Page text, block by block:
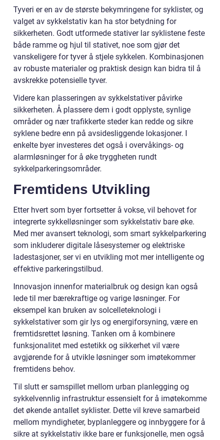
Tyveri er en av de største bekymringene for syklister, og
valget av sykkelstativ kan ha stor betydning for
sikkerheten. Godt utformede stativer lar syklistene feste
både ramme og hjul til stativet, noe som gjør det
vanskeligere for tyver å stjele sykkelen. Kombinasjonen
av robuste materialer og praktisk design kan bidra til å
avskrekke potensielle tyver.
Videre kan plasseringen av sykkelstativer påvirke
sikkerheten. Å plassere dem i godt opplyste, synlige
områder og nær trafikkerte steder kan redde og sikre
syklene bedre enn på avsidesliggende lokasjoner. I
enkelte byer investeres det også i overvåkings- og
alarmløsninger for å øke tryggheten rundt
sykkelparkeringsområder.
Fremtidens Utvikling
Etter hvert som byer fortsetter å vokse, vil behovet for
integrerte sykkelløsninger som sykkelstativ bare øke.
Med mer avansert teknologi, som smart sykkelparkering
som inkluderer digitale låsesystemer og elektriske
ladestasjoner, ser vi en utvikling mot mer intelligente og
effektive parkeringstilbud.
Innovasjon innenfor materialbruk og design kan også
lede til mer bærekraftige og varige løsninger. For
eksempel kan bruken av solcelleteknologi i
sykkelstativer som gir lys og energiforsyning, være en
fremtidsrettet løsning. Tanken om å kombinere
funksjonalitet med estetikk og sikkerhet vil være
avgjørende for å utvikle løsninger som imøtekommer
fremtidens behov.
Til slutt er samspillet mellom urban planlegging og
sykkelvennlig infrastruktur essensielt for å imøtekomme
det økende antallet syklister. Dette vil kreve samarbeid
mellom myndigheter, byplanleggere og innbyggere for å
sikre at sykkelstativ ikke bare er funksjonelle, men også